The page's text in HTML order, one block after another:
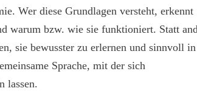
Wer diese Grundlagen versteht, erkennt
warum bzw. wie sie funktioniert. Statt
sie bewusster zu erlernen und sinnvoll in
Sprache, mit der sich
lassen.